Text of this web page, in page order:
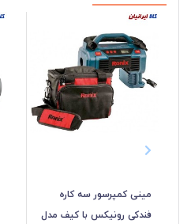
مینی کمپرسور سه کاره
فندکی رونیکس با کیف مدل